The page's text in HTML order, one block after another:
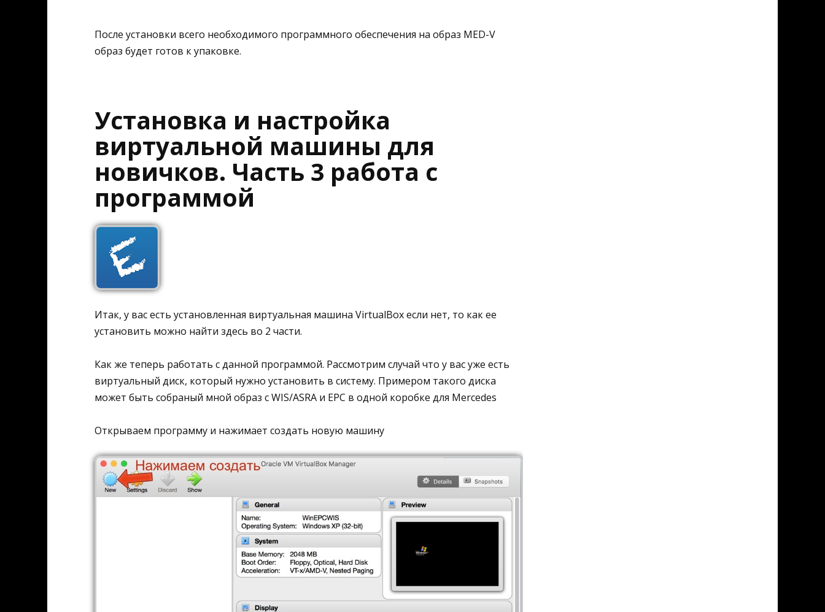
После установки всего необходимого программного обеспечения на образ MED-V
образ будет готов к упаковке.
Установка и настройка
виртуальной машины для
новичков. Часть 3 работа с
программой
Итак, у вас есть установленная виртуальная машина VirtualBox если нет, то как ее
установить можно найти здесь во 2 части.
Как же теперь работать с данной программой. Рассмотрим случай что у вас уже есть
виртуальный диск, который нужно установить в систему. Примером такого диска
может быть собраный мной образ с WIS/ASRA и EPC в одной коробке для Mercedes
Открываем программу и нажимает создать новую машину